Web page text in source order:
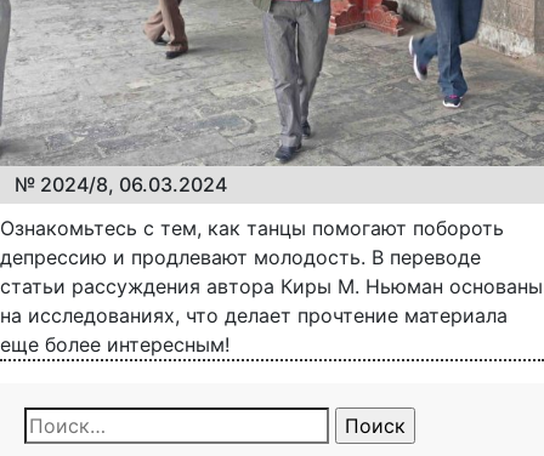
№ 2024/8, 06.03.2024
Ознакомьтесь с тем, как танцы помогают побороть
депрессию и продлевают молодость. В переводе
статьи рассуждения автора Киры М. Ньюман основаны
на исследованиях, что делает прочтение материала
еще более интересным!
Найти: